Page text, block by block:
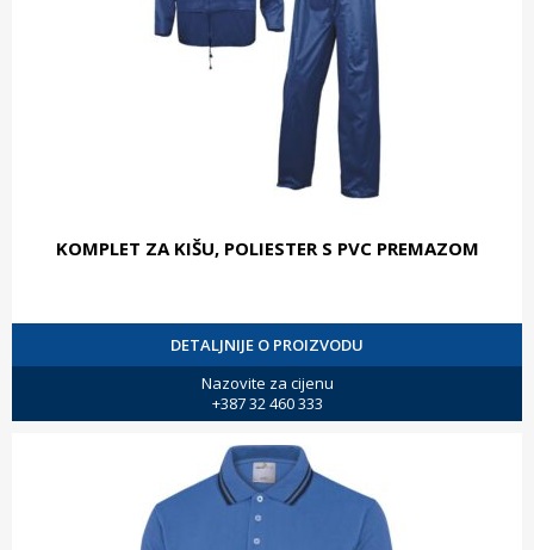
KOMPLET ZA KIŠU, POLIESTER S PVC PREMAZOM
DETALJNIJE O PROIZVODU
Nazovite za cijenu
+387 32 460 333